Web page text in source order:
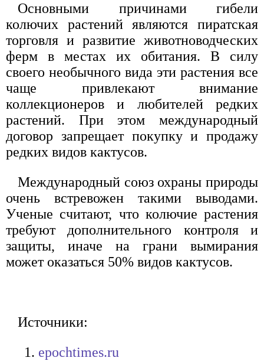
Основными причинами гибели
колючих растений являются пиратская
торговля и развитие животноводческих
ферм в местах их обитания. В силу
своего необычного вида эти растения все
чаще привлекают внимание
коллекционеров и любителей редких
растений. При этом международный
договор запрещает покупку и продажу
редких видов кактусов.
Международный союз охраны природы
очень встревожен такими выводами.
Ученые считают, что колючие растения
требуют дополнительного контроля и
защиты, иначе на грани вымирания
может оказаться 50% видов кактусов.
Источники:
epochtimes.ru